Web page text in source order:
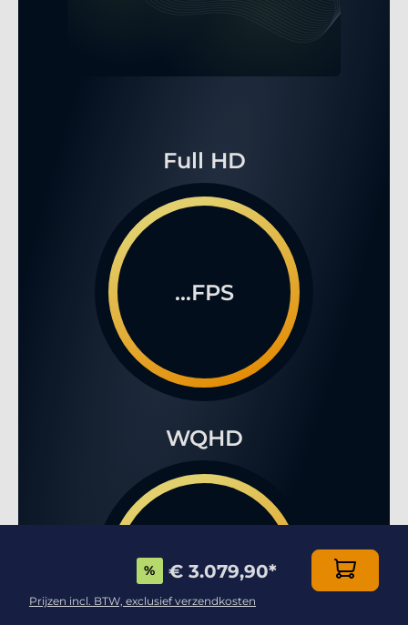
Full HD
...FPS
WQHD
...FPS
% € 3.079,90*
Prijzen incl. BTW, exclusief verzendkosten